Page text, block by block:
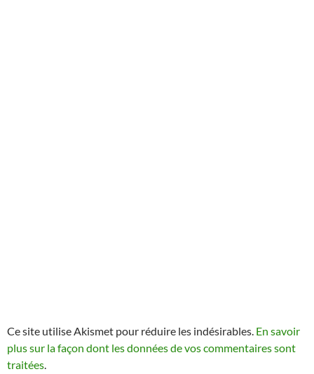
Ce site utilise Akismet pour réduire les indésirables. En savoir
plus sur la façon dont les données de vos commentaires sont
traitées.